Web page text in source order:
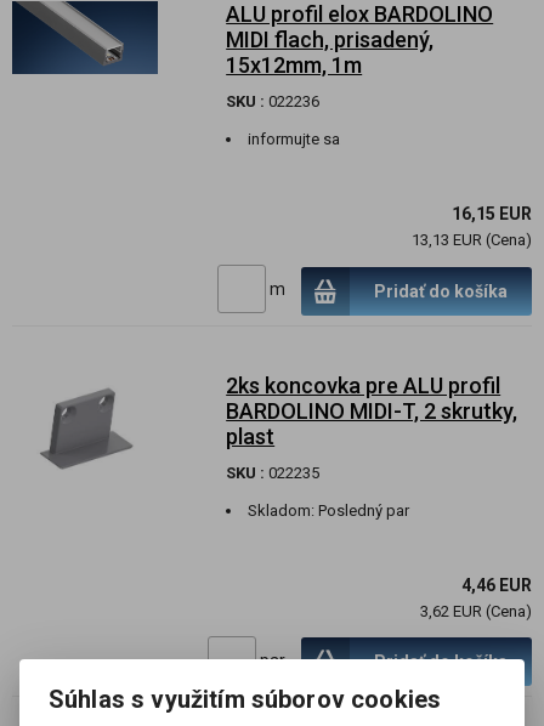
ALU profil elox BARDOLINO
MIDI flach, prisadený,
15x12mm, 1m
SKU : 022236
informujte sa
16,15 EUR
13,13 EUR (Cena)
m Pridať do košíka
2ks koncovka pre ALU profil
BARDOLINO MIDI-T, 2 skrutky,
plast
SKU : 022235
Skladom:Posledný par
4,46 EUR
3,62 EUR (Cena)
par Pridať do košíka
Súhlas s využitím súborov cookies